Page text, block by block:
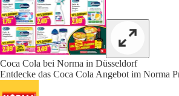
Coca Cola bei Norma in Düsseldorf
Entdecke das Coca Cola Angebot im Norma